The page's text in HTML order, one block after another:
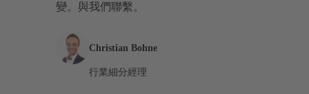
變。與我們聯繫。
Christian Bohne
行業細分經理